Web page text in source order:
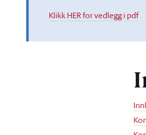
Klikk HER for vedlegg i pdf